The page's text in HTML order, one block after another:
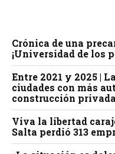
Crónica de una
¡Universidad de los
Entre 2021 y 2025 |
ciudades con más
construcción privada
Viva la libertad
Salta perdió 313